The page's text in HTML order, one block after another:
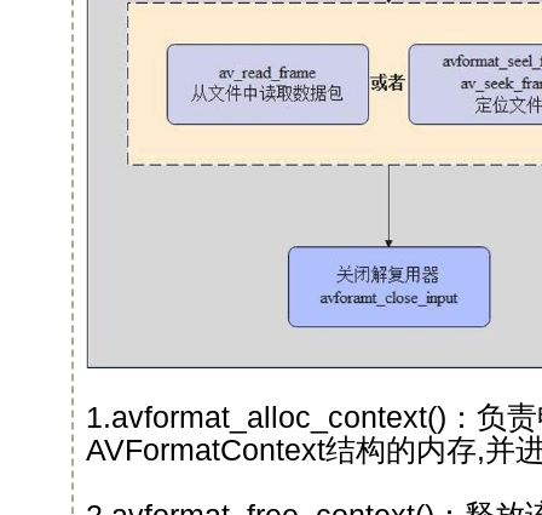
1.avformat_alloc_context()：负
AVFormatContext结构的内存,并